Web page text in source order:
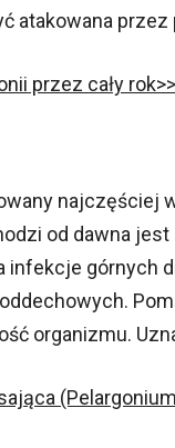
atakowana
przez cały
najczęściej
od dawna
infekcje górnych
organizmu.